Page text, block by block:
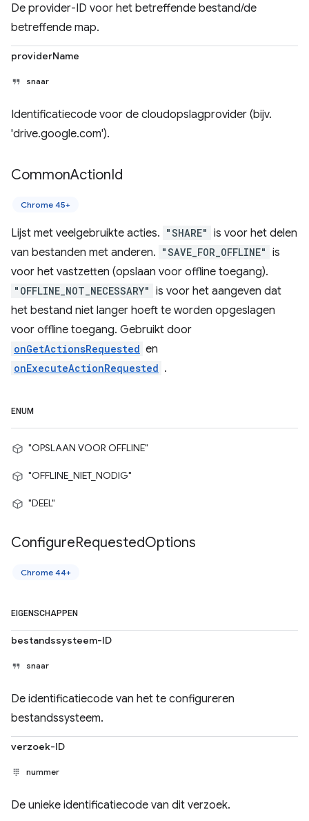
De provider-ID voor het betreffende bestand/de
betreffende map.
providerName
snaar
Identificatiecode voor de cloudopslagprovider (bijv.
'drive.google.com').
CommonActionId
Chrome 45+
Lijst met veelgebruikte acties. "SHARE" is voor het delen
van bestanden met anderen. "SAVE_FOR_OFFLINE" is
voor het vastzetten (opslaan voor offline toegang).
"OFFLINE_NOT_NECESSARY" is voor het aangeven dat
het bestand niet langer hoeft te worden opgeslagen
voor offline toegang. Gebruikt door
onGetActionsRequested en
onExecuteActionRequested .
ENUM
"OPSLAAN VOOR OFFLINE"
"OFFLINE_NIET_NODIG"
"DEEL"
ConfigureRequestedOptions
Chrome 44+
EIGENSCHAPPEN
bestandssysteem-ID
snaar
De identificatiecode van het te configureren
bestandssysteem.
verzoek-ID
nummer
De unieke identificatiecode van dit verzoek.